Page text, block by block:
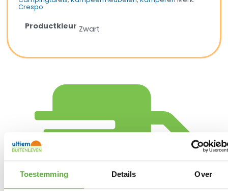
Toestemming Details Over
Crespo
Productkleur Zwart